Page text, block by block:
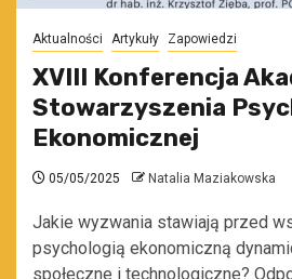
Aktualności Artykuły Zapowiedzi
XVIII Konferencja
Stowarzyszenia
Ekonomicznej
05/05/2025 Natalia Maziakowska
Jakie wyzwania stawiają przed
psychologią ekonomiczną
społeczne i technologiczne?